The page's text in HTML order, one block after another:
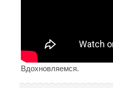
Вдохновляемся.